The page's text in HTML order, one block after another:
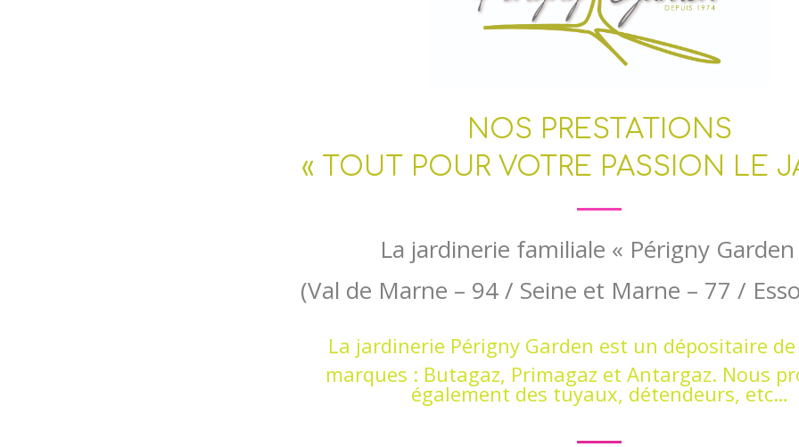
NOS PRESTATIONS
« TOUT POUR VOTRE PASSION LE
La jardinerie familiale « Périgny
(Val de Marne – 94 / Seine et Marne – 77 /
La jardinerie Périgny Garden est un dépositaire de
marques : Butagaz, Primagaz et Antargaz. Nous
également des tuyaux, détendeurs, etc…